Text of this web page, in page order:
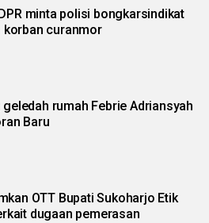
minta polisi bongkarsindikat
korban curanmor
geledah rumah Febrie Adriansyah
Baru
OTT Bupati Sukoharjo Etik
dugaan pemerasan